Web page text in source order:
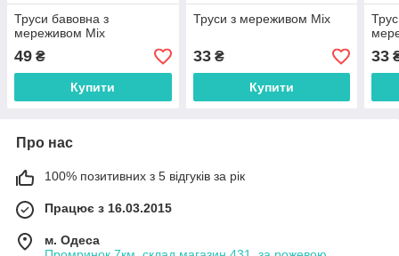
Труси бавовна з
мереживом Міх
49 ₴
Купити
Труси з мереживом Міх
33₴
Купити
33
Про нас
100% позитивних з 5 відгуків за рік
Працює з 16.03.2015
м. Одеса